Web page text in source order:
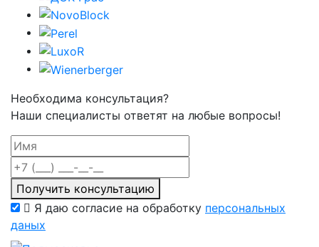
Необходима консультация?
Наши специалисты ответят на любые вопросы!
Получить консультацию
Я даю согласие на обработку персональных
даных